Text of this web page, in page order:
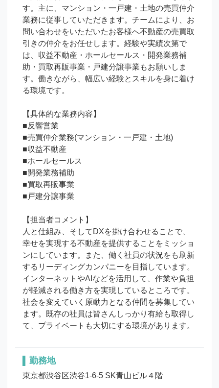
す。主に、マンション・一戸建・土地の売買仲介
業務に従事していただきます。チームにより、お
問い合わせをいただいたお客様へ不動産の売買取
引きの仲介をお任せします。経験や実績次第で
は、収益不動産・ホールセールス・開発業務補
助・買取再販事業・戸建分譲事業もお願いしま
す。働きながら、幅広い経験とスキルを身に着け
る環境です。
【具体的な業務内容】
■反響営業
■売買仲介業務(マンション・一戸建・土地)
■収益不動産
■ホールセールス
■開発業務補助
■買取再販事業
■戸建分譲事業
【担当者コメント】
人と仕組み、そしてDXを掛け合わせることで、
幸せを実現する不動産を提供することをミッショ
ンにしています。また、働く社員の状況をも刷新
するリーディングカンパニーを目指しています。
インターネットやAIなどを活用して、作業や負担
が軽減される働き方を実現しているところです。
社会を変えていく原動力となる仲間を募集してい
ます。既存の社員は皆さんしっかり有給も取得し
て、プライベートも大切にする環境があります。
勤務地
東京都渋谷区渋谷1-6-5 SK青山ビル４階